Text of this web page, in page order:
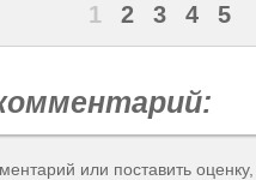
1 2 3 4 5
или поставить